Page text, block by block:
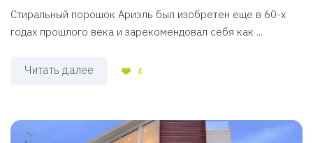
Стиральный порошок Ариэль был изобретен еще в 60-х
годах прошлого века и зарекомендовал себя как ...
Читать далее 4